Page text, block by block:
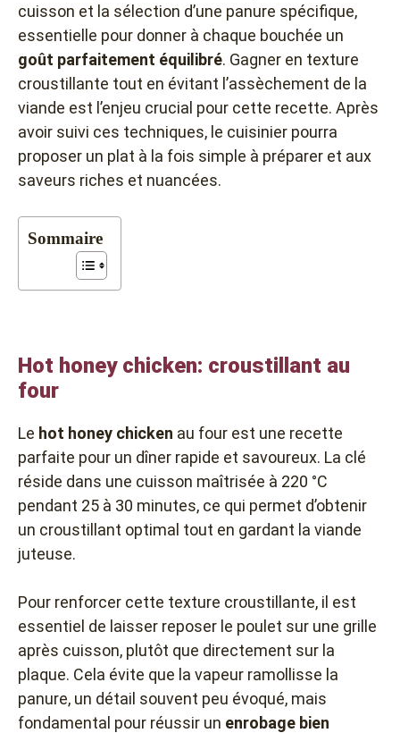
cuisson et la sélection d’une panure spécifique,
essentielle pour donner à chaque bouchée un
goût parfaitement équilibré. Gagner en texture
croustillante tout en évitant l’assèchement de la
viande est l’enjeu crucial pour cette recette. Après
avoir suivi ces techniques, le cuisinier pourra
proposer un plat à la fois simple à préparer et aux
saveurs riches et nuancées.
Sommaire
Hot honey chicken: croustillant au
four
Le hot honey chicken au four est une recette
parfaite pour un dîner rapide et savoureux. La clé
réside dans une cuisson maîtrisée à 220 °C
pendant 25 à 30 minutes, ce qui permet d’obtenir
un croustillant optimal tout en gardant la viande
juteuse.
Pour renforcer cette texture croustillante, il est
essentiel de laisser reposer le poulet sur une grille
après cuisson, plutôt que directement sur la
plaque. Cela évite que la vapeur ramollisse la
panure, un détail souvent peu évoqué, mais
fondamental pour réussir un enrobage bien